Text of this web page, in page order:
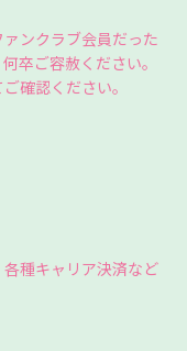
ンクラブ会員だった
卒ご容赦ください。
確認ください。
種キャリア決済など